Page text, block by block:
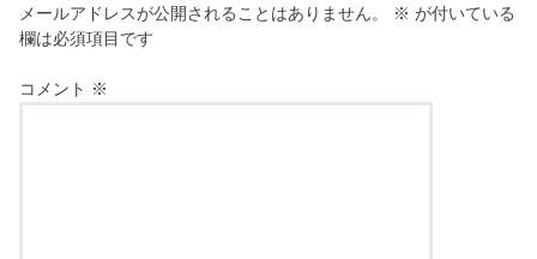
メールアドレスが公開されることはありません。 ※ が付いている
欄は必須項目です
コメント ※